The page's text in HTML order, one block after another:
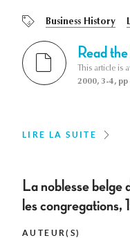
Business History
Read
This article is
2000, 3-4,
LIRE LA SUITE
La noblesse belge
les
AUTEUR(S)